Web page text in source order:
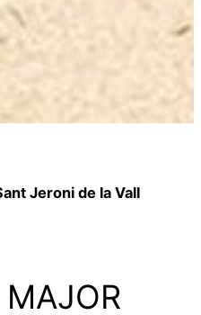
Jeroni de la Vall